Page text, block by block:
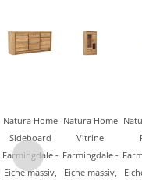
Natura Home
Sideboard
Farmingdale -
Eiche massiv,
Natura Home
Vitrine
Farmingdale -
Eiche massiv,